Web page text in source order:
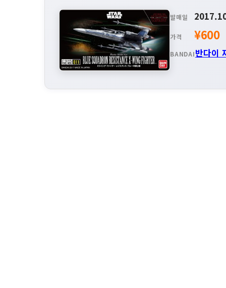
발매일
가격 ¥600
BANDAI반다이